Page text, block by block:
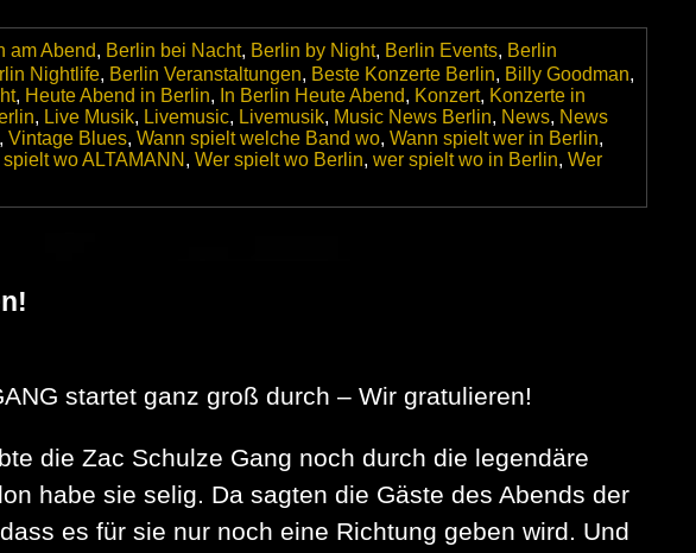
am Abend, Berlin bei Nacht, Berlin by Night, Berlin Events, Berlin
Nightlife, Berlin Veranstaltungen, Beste Konzerte Berlin, Billy Goodman,
, Heute Abend in Berlin, In Berlin Heute Abend, Konzert, Konzerte in
, Live Musik, Livemusic, Livemusik, Music News Berlin, News, News
, Vintage Blues, Wann spielt welche Band wo, Wann spielt wer in Berlin,
wo ALTAMANN , Wer spielt wo Berlin, wer spielt wo in Berlin, Wer
startet ganz groß durch – Wir gratulieren!
die Zac Schulze Gang noch durch die legendäre
habe sie selig. Da sagten die Gäste des Abends der
es für sie nur noch eine Richtung geben wird. Und